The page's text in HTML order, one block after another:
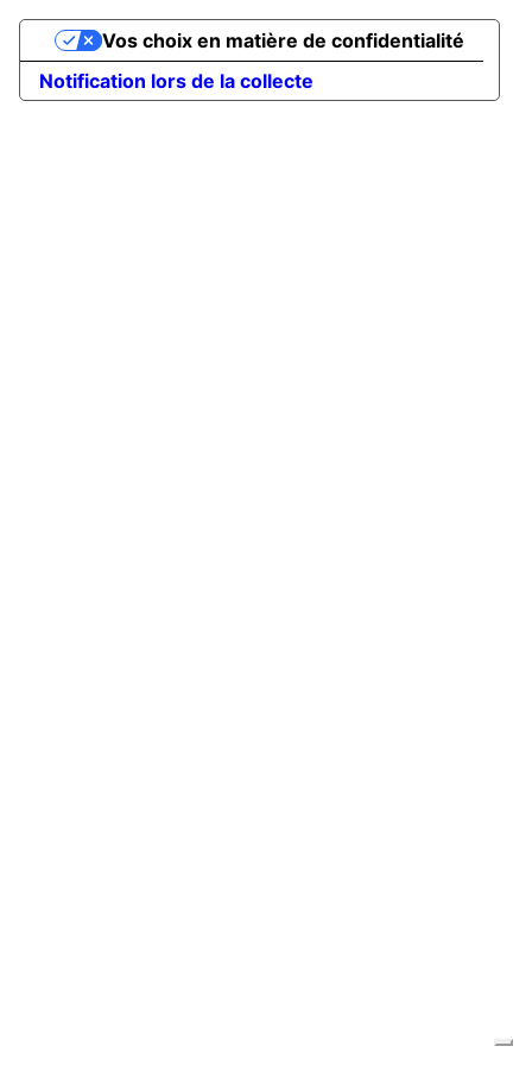
Notification lors de la collecte
Vos choix en matière de confidentialité